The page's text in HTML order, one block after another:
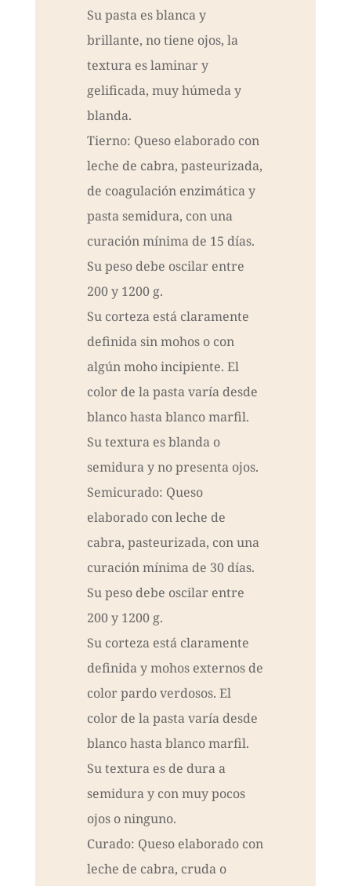
Su pasta es blanca y
brillante, no tiene ojos, la
textura es laminar y
gelificada, muy húmeda y
blanda.
Tierno: Queso elaborado con
leche de cabra, pasteurizada,
de coagulación enzimática y
pasta semidura, con una
curación mínima de 15 días.
Su peso debe oscilar entre
200 y 1200 g.
Su corteza está claramente
definida sin mohos o con
algún moho incipiente. El
color de la pasta varía desde
blanco hasta blanco marfil.
Su textura es blanda o
semidura y no presenta ojos.
Semicurado: Queso
elaborado con leche de
cabra, pasteurizada, con una
curación mínima de 30 días.
Su peso debe oscilar entre
200 y 1200 g.
Su corteza está claramente
definida y mohos externos de
color pardo verdosos. El
color de la pasta varía desde
blanco hasta blanco marfil.
Su textura es de dura a
semidura y con muy pocos
ojos o ninguno.
Curado: Queso elaborado con
leche de cabra, cruda o